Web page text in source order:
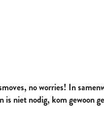
no worries! In
niet nodig, kom gewoon